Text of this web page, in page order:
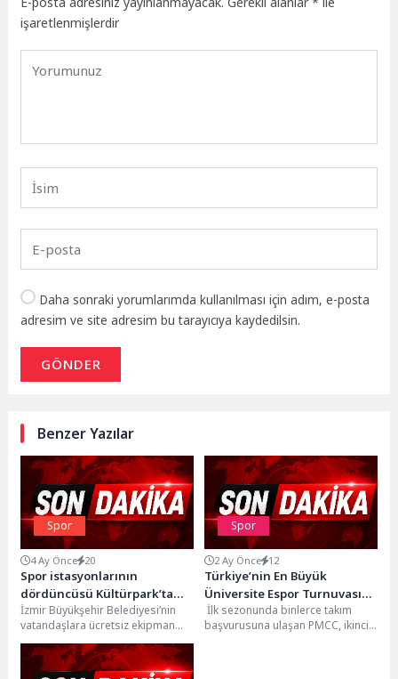
işaretlenmişlerdir
Daha sonraki yorumlarımda kullanılması için adım, e-posta
adresim ve site adresim bu tarayıcıya kaydedilsin.
GÖNDER
Benzer Yazılar
Spor
4 Ay Önce 20
Spor istasyonlarının
dördüncüsü Kültürpark’ta
açıldı
İzmir Büyükşehir Belediyesi’nin
vatandaşlara ücretsiz ekipman
sağlayarak sporun önündeki
engelleri kaldıran örnek projesi
spor istasyonlarının...
Spor
2 Ay Önce 12
Türkiye’nin En Büyük
Üniversite Espor Turnuvası
PMCC Sezon 2 Başlıyor
İlk sezonunda binlerce takım
başvurusuna ulaşan PMCC, ikinci